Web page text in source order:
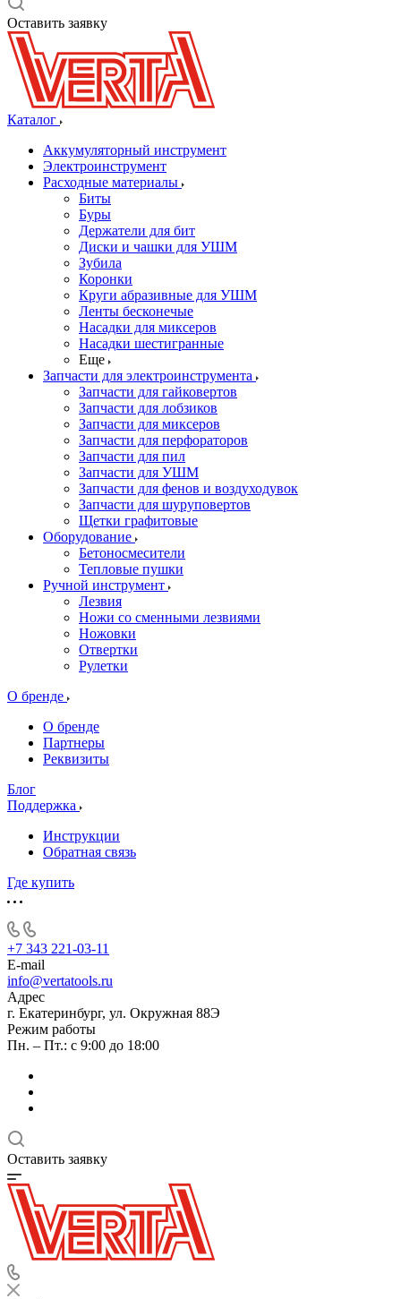
Оставить заявку
Каталог
Аккумуляторный инструмент
Электроинструмент
Расходные материалы
Биты
Буры
Держатели для бит
Диски и чашки для УШМ
Зубила
Коронки
Круги абразивные для УШМ
Ленты бесконечые
Насадки для миксеров
Насадки шестигранные
Еще
Запчасти для электроинструмента
Запчасти для гайковертов
Запчасти для лобзиков
Запчасти для миксеров
Запчасти для перфораторов
Запчасти для пил
Запчасти для УШМ
Запчасти для фенов и воздуходувок
Запчасти для шуруповертов
Щетки графитовые
Оборудование
Бетоносмесители
Тепловые пушки
Ручной инструмент
Лезвия
Ножи со сменными лезвиями
Ножовки
Отвертки
Рулетки
О бренде
О бренде
Партнеры
Реквизиты
Блог
Поддержка
Инструкции
Обратная связь
Где купить
+7 343 221-03-11
E-mail
info@vertatools.ru
Адрес
г. Екатеринбург, ул. Окружная 88Э
Режим работы
Пн. – Пт.: с 9:00 до 18:00
Оставить заявку